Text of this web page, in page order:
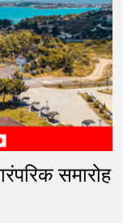
समारोह